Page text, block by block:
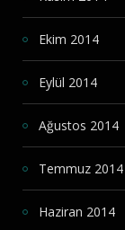
Ekim 2014
Eylül 2014
Ağustos 2014
Temmuz 2014
Haziran 2014